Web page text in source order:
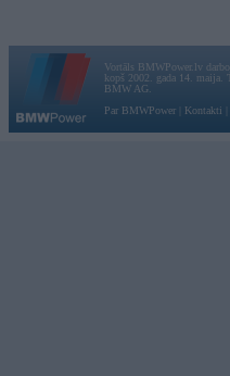
Vortāls BMWPower.lv
kopš 2002. gada 14. maija.
BMW AG.
Par BMWPower
Kontakti